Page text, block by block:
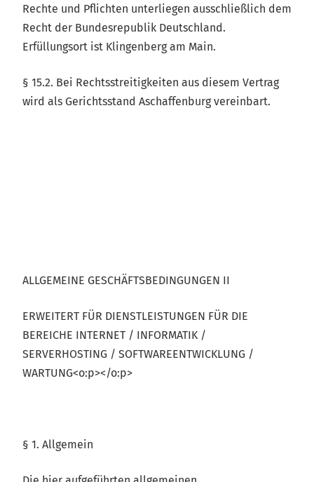
Rechte und Pflichten unterliegen ausschließlich dem
Recht der Bundesrepublik Deutschland.
Erfüllungsort ist Klingenberg am Main.
§ 15.2. Bei Rechtsstreitigkeiten aus diesem Vertrag
wird als Gerichtsstand Aschaffenburg vereinbart.
ALLGEMEINE GESCHÄFTSBEDINGUNGEN II
ERWEITERT FÜR DIENSTLEISTUNGEN FÜR DIE
BEREICHE INTERNET / INFORMATIK /
SERVERHOSTING / SOFTWAREENTWICKLUNG /
WARTUNG<o:p></o:p>
§ 1. Allgemein